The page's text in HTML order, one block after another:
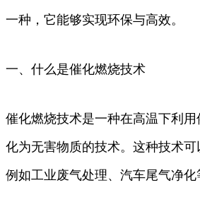
一种，它能够实现环保与高效。
一、什么是催化燃烧技术
催化燃烧技术是一种在高温下利
化为无害物质的技术。这种技术可
例如工业废气处理、汽车尾气净化